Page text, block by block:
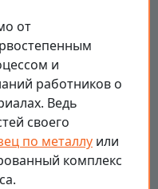
от
и
работников о
Ведь
своего
по металлу или
комплекс